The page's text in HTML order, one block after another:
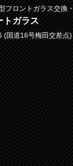
フロントガラス交換
トガラス
(国道16号梅田交差点)